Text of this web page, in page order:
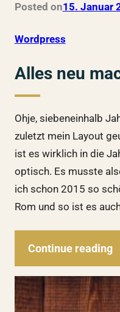
Posted on15. Januar
Wordpress
Alles neu
Ohje, siebeneinhalb
zuletzt mein Layout
ist es wirklich in die
optisch. Es musste
ich schon 2015 so
Rom und so ist es
Continue reading